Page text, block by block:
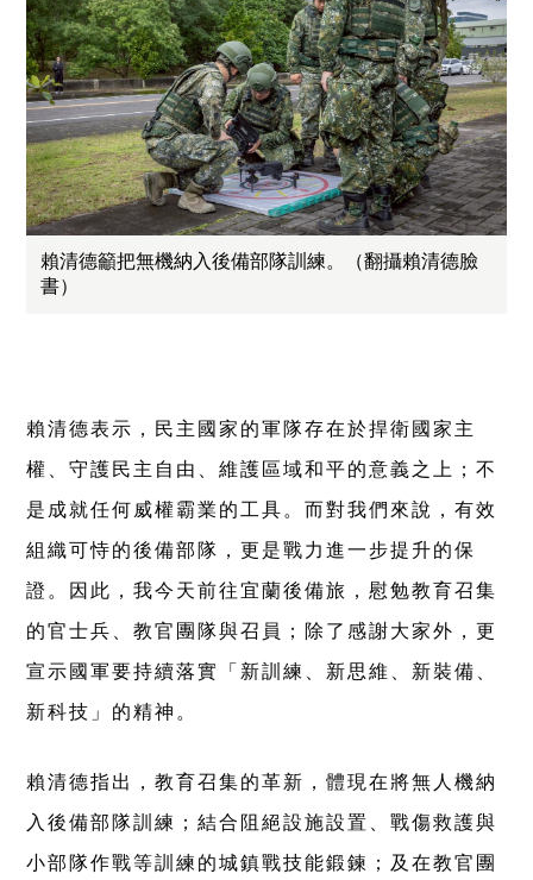
賴清德籲把無機納入後備部隊訓練。（翻攝賴清德臉
書）
賴清德表示，民主國家的軍隊存在於捍衛國家主
權、守護民主自由、維護區域和平的意義之上；不
是成就任何威權霸業的工具。而對我們來說，有效
組織可恃的後備部隊，更是戰力進一步提升的保
證。因此，我今天前往宜蘭後備旅，慰勉教育召集
的官士兵、教官團隊與召員；除了感謝大家外，更
宣示國軍要持續落實「新訓練、新思維、新裝備、
新科技」的精神。
賴清德指出，教育召集的革新，體現在將無人機納
入後備部隊訓練；結合阻絕設施設置、戰傷救護與
小部隊作戰等訓練的城鎮戰技能鍛鍊；及在教官團